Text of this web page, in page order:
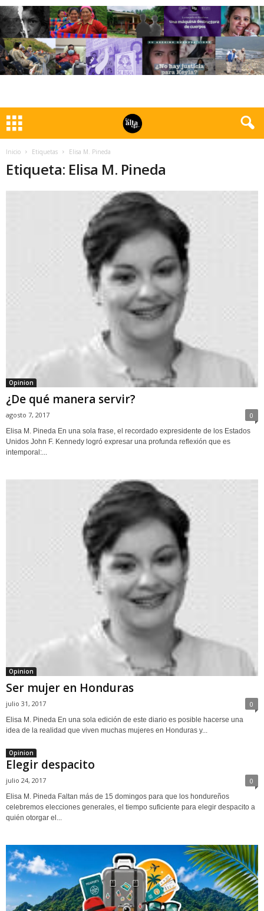
Inicio Etiquetas Elisa M. Pineda
Etiqueta: Elisa M. Pineda
Opinion
¿De qué manera servir?
agosto 7, 2017 0
Elisa M. Pineda En una sola frase, el recordado expresidente de los Estados
Unidos John F. Kennedy logró expresar una profunda reflexión que es
intemporal:...
Opinion
Ser mujer en Honduras
julio 31, 2017 0
Elisa M. Pineda En una sola edición de este diario es posible hacerse una
idea de la realidad que viven muchas mujeres en Honduras y...
Opinion
Elegir despacito
julio 24, 2017 0
Elisa M. Pineda Faltan más de 15 domingos para que los hondureños
celebremos elecciones generales, el tiempo suficiente para elegir despacito a
quién otorgar el...